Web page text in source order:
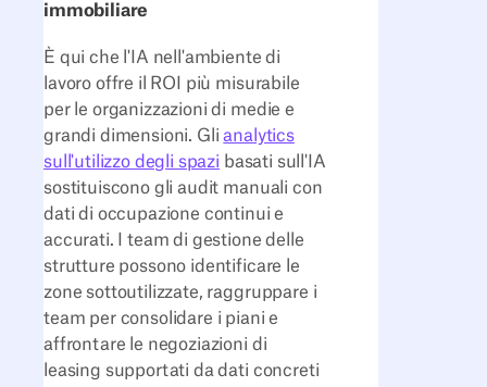
immobiliare
È qui che l'IA nell'ambiente di
lavoro offre il ROI più misurabile
per le organizzazioni di medie e
grandi dimensioni. Glianalytics
sull'utilizzo degli spazi basati sull'IA
sostituiscono gli audit manuali con
dati di occupazione continui e
accurati. I team di gestione delle
strutture possono identificare le
zone sottoutilizzate, raggruppare i
team per consolidare i piani e
affrontare le negoziazioni di
leasing supportati da dati concreti